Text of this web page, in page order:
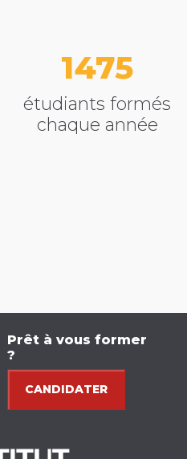
2055
étudiants formés
chaque année
Prêt à vous former
?
CANDIDATER